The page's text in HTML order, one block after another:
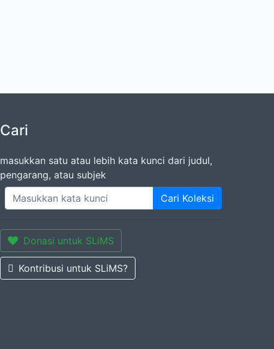
Cari
masukkan satu atau lebih kata kunci dari judul,
pengarang, atau subjek
Cari Koleksi
Donasi untuk SLiMS
Kontribusi untuk SLiMS?